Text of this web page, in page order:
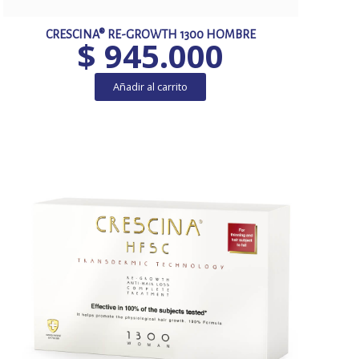
CRESCINA® RE-GROWTH 1300 HOMBRE
$ 945.000
Añadir al carrito